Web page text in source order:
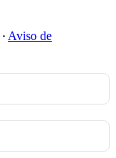
∙ Aviso de